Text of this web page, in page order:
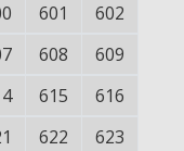
601
602
608
609
615
616
622
623